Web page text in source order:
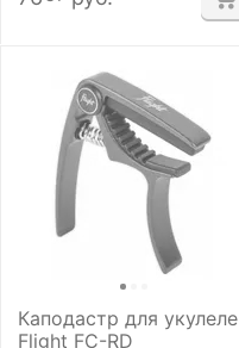
Каподастр для укулеле
Flight FC-RD